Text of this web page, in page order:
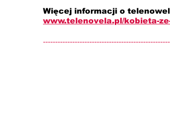
Więcej informacji o
www.telenovela.pl/kobieta-